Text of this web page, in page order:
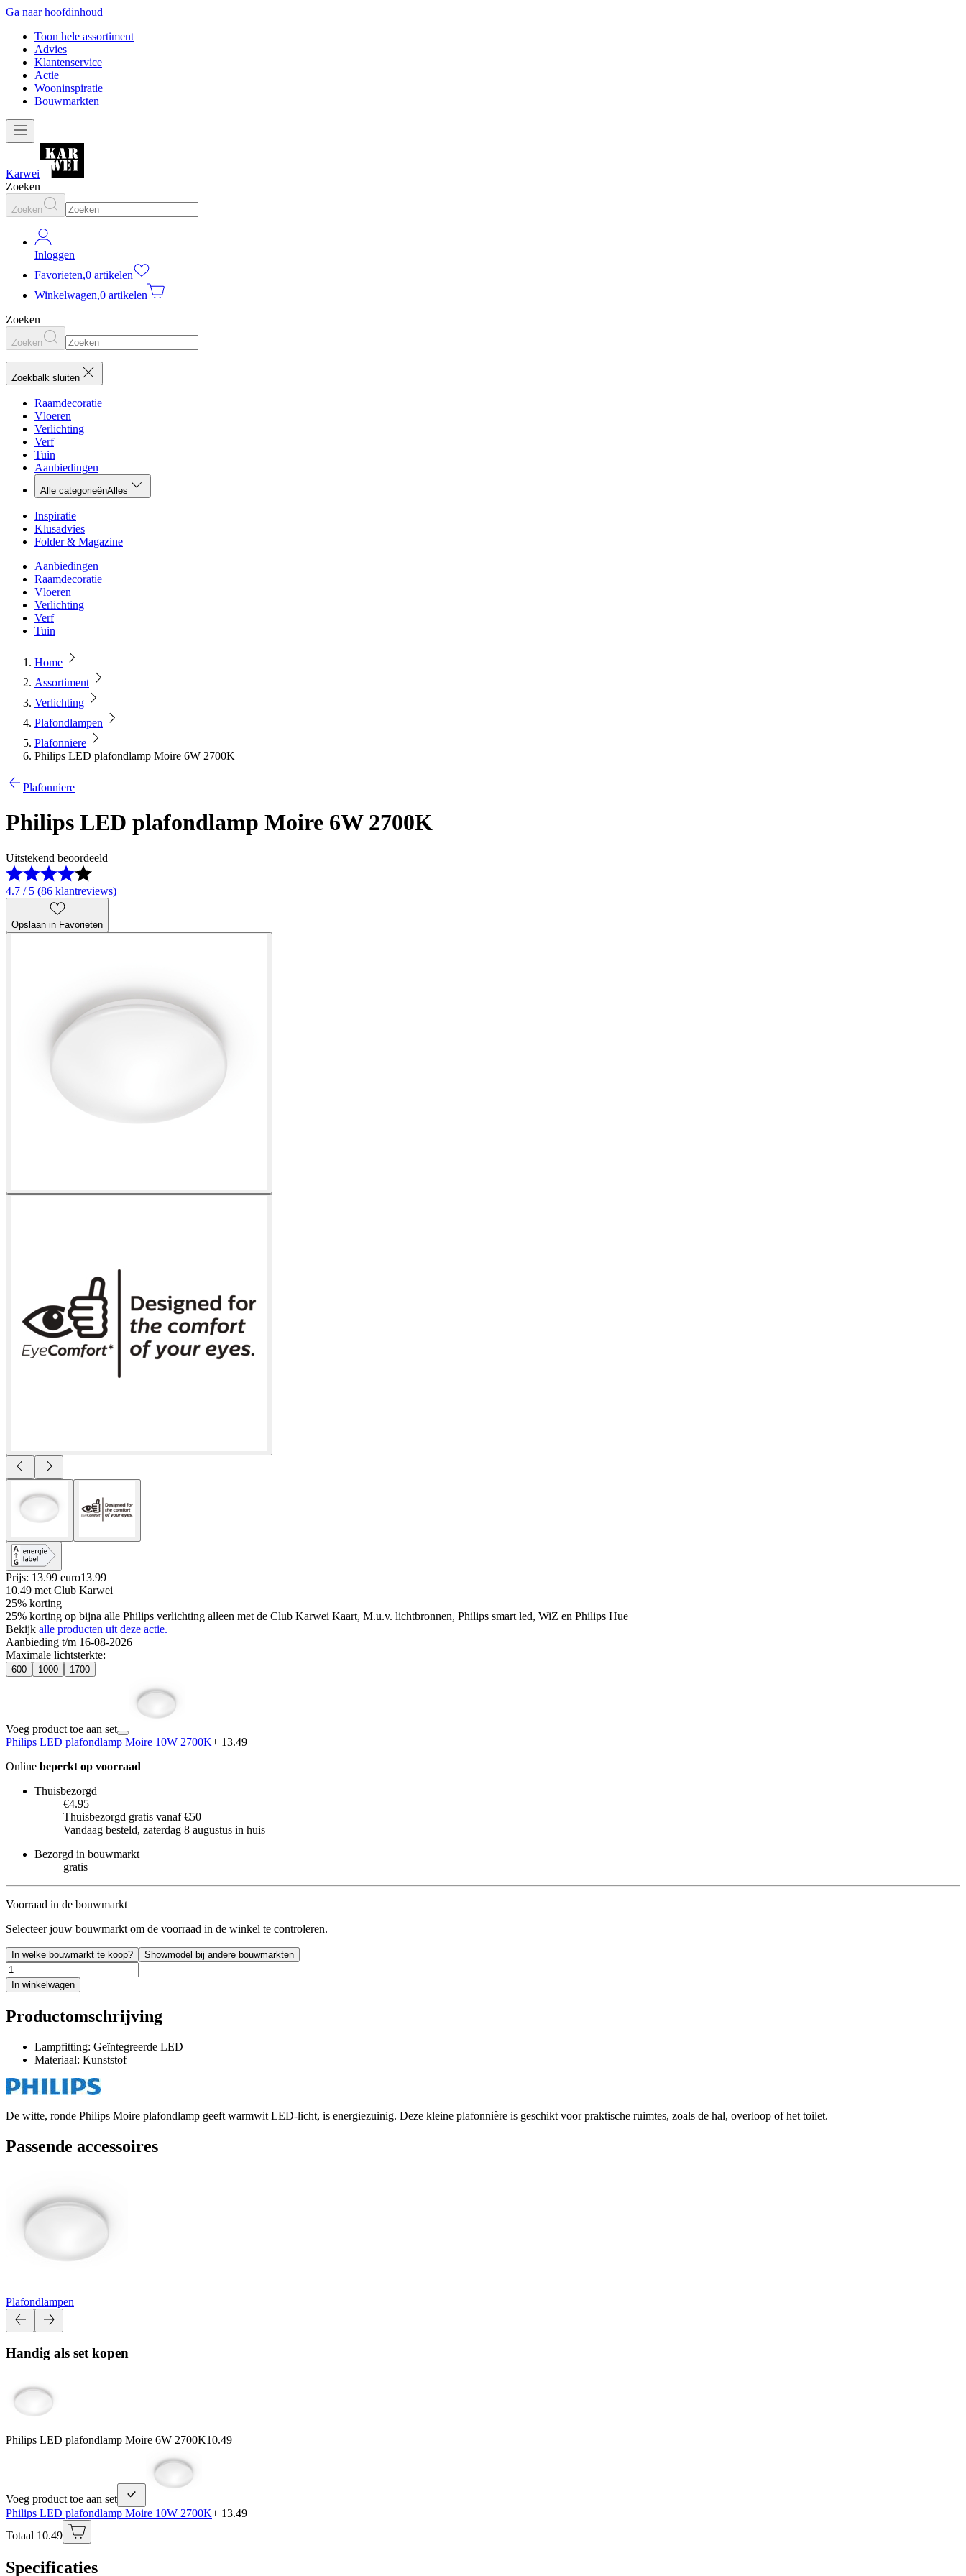
Ga naar hoofdinhoud
Toon hele assortiment
Advies
Klantenservice
Actie
Wooninspiratie
Bouwmarkten
Karwei
Zoeken
Zoeken
Inloggen
Favorieten,0 artikelen
Winkelwagen,0 artikelen
Zoeken
Zoeken
Zoekbalk sluiten
Raamdecoratie
Vloeren
Verlichting
Verf
Tuin
Aanbiedingen
Alle categorieënAlles
Inspiratie
Klusadvies
Folder & Magazine
Aanbiedingen
Raamdecoratie
Vloeren
Verlichting
Verf
Tuin
Home
Assortiment
Verlichting
Plafondlampen
Plafonniere
Philips LED plafondlamp Moire 6W 2700K
Plafonniere
Philips LED plafondlamp Moire 6W 2700K
Uitstekend beoordeeld
4.7 / 5 (86 klantreviews)
Opslaan in Favorieten
Prijs: 13.99 euro13.99
10.49 met Club Karwei
25% korting
25% korting op bijna alle Philips verlichting alleen met de Club Karwei Kaart, M.u.v. lichtbronnen, Philips smart led, WiZ en Philips Hue
Bekijk alle producten uit deze actie.
Aanbieding t/m 16-08-2026
Maximale lichtsterkte:
600 1000 1700
Voeg product toe aan set
Philips LED plafondlamp Moire 10W 2700K+ 13.49
Online beperkt op voorraad
Thuisbezorgd
€4.95
Thuisbezorgd gratis vanaf €50
Vandaag besteld, zaterdag 8 augustus in huis
Bezorgd in bouwmarkt
gratis
Voorraad in de bouwmarkt
Selecteer jouw bouwmarkt om de voorraad in de winkel te controleren.
In welke bouwmarkt te koop? Showmodel bij andere bouwmarkten
In winkelwagen
Productomschrijving
Lampfitting: Geïntegreerde LED
Materiaal: Kunststof
De witte, ronde Philips Moire plafondlamp geeft warmwit LED-licht, is energiezuinig. Deze kleine plafonnière is geschikt voor praktische ruimtes, zoals de hal, overloop of het toilet.
Passende accessoires
Plafondlampen
Handig als set kopen
Philips LED plafondlamp Moire 6W 2700K10.49
Voeg product toe aan set
Philips LED plafondlamp Moire 10W 2700K+ 13.49
Totaal 10.49
Specificaties